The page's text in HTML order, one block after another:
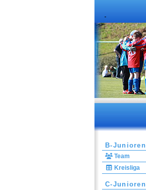
B-Junioren
Team
Kreisliga
C-Junioren